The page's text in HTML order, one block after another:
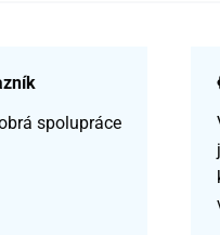
spolupráce